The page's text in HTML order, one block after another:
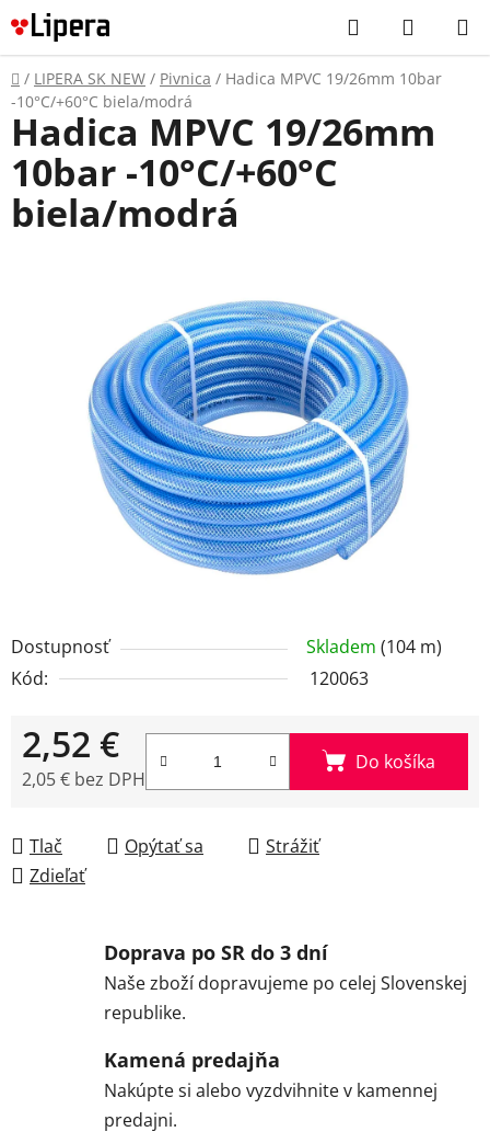
Prejsť
na
obsah
Hľadať
KOŠÍK
Domov
/ LIPERA SK NEW / Pivnica / Hadica MPVC 19/26mm 10bar
-10°C/+60°C biela/modrá
Dostupnosť Skladem (104 m)
Kód:
120063
2,52 €
2,05 € bez DPH
Do košíka
Tlač Opýtať sa
Strážiť
Zdieľať
Hadica MPVC 19/26mm
10bar -10°C/+60°C
biela/modrá
Doprava po SR do 3 dní
Naše zboží dopravujeme po celej Slovenskej
republike.
Kamená predajňa
Nakúpte si alebo vyzdvihnite v kamennej
predajni.